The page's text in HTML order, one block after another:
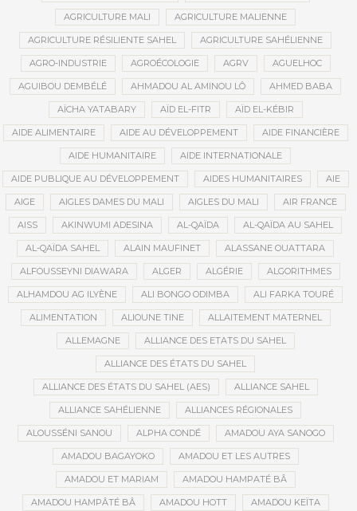
AGRICULTURE MALI AGRICULTURE MALIENNE
AGRICULTURE RÉSILIENTE SAHEL AGRICULTURE SAHÉLIENNE
AGRO-INDUSTRIE AGROÉCOLOGIE AGRV AGUELHOC
AGUIBOU DEMBÉLÉ AHMADOU AL AMINOU LÔ AHMED BABA
AÏCHA YATABARY AÏD EL-FITR AÏD EL-KÉBIR
AIDE ALIMENTAIRE AIDE AU DÉVELOPPEMENT AIDE FINANCIÈRE
AIDE HUMANITAIRE AIDE INTERNATIONALE
AIDE PUBLIQUE AU DÉVELOPPEMENT AIDES HUMANITAIRES AIE
AIGE AIGLES DAMES DU MALI AIGLES DU MALI AIR FRANCE
AISS AKINWUMI ADESINA AL-QAÏDA AL-QAÏDA AU SAHEL
AL-QAÏDA SAHEL ALAIN MAUFINET ALASSANE OUATTARA
ALFOUSSEYNI DIAWARA ALGER ALGÉRIE ALGORITHMES
ALHAMDOU AG ILYÈNE ALI BONGO ODIMBA ALI FARKA TOURÉ
ALIMENTATION ALIOUNE TINE ALLAITEMENT MATERNEL
ALLEMAGNE ALLIANCE DES ETATS DU SAHEL
ALLIANCE DES ÉTATS DU SAHEL
ALLIANCE DES ÉTATS DU SAHEL (AES) ALLIANCE SAHEL
ALLIANCE SAHÉLIENNE ALLIANCES RÉGIONALES
ALOUSSÉNI SANOU ALPHA CONDÉ AMADOU AYA SANOGO
AMADOU BAGAYOKO AMADOU ET LES AUTRES
AMADOU ET MARIAM AMADOU HAMPATÉ BÂ
AMADOU HAMPÂTÉ BÂ AMADOU HOTT AMADOU KEÏTA